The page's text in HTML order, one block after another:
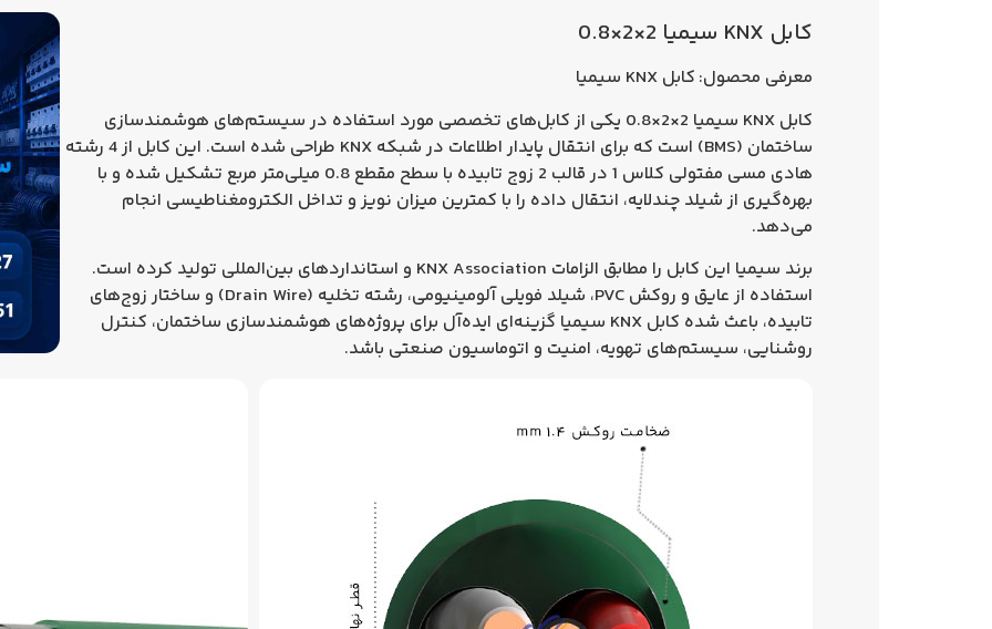
کابل KNX سیمیا 2×2×0.8
معرفی محصول: کابل KNX سیمیا
کابل KNX سیمیا 2×2×0.8
یکی از کابل‌های تخصصی مورد استفاده در سیستم‌های هوشمندسازی
ساختمان (BMS) است که برای انتقال پایدار اطلاعات در شبکه KNX طراحی شده است. این کابل از
4 رشته
هادی مسی مفتولی کلاس 1 در قالب 2 زوج تابیده با سطح مقطع 0.8 میلی‌متر مربع
تشکیل شده و با
بهره‌گیری از شیلد چندلایه، انتقال داده را با کمترین میزان نویز و تداخل الکترومغناطیسی انجام
می‌دهد.
برند سیمیا این کابل را مطابق الزامات KNX Association و استانداردهای بین‌المللی تولید کرده است.
استفاده از عایق و روکش PVC، شیلد فویلی آلومینیومی، رشته تخلیه (Drain Wire) و ساختار زوج‌های
تابیده، باعث شده کابل KNX سیمیا
گزینه‌ای ایده‌آل برای پروژه‌های هوشمندسازی ساختمان، کنترل
روشنایی، سیستم‌های تهویه، امنیت و اتوماسیون صنعتی باشد.